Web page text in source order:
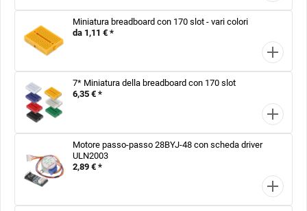
Miniatura breadboard con 170 slot - vari colori
da 1,11 € *
7* Miniatura della breadboard con 170 slot
6,35 € *
Motore passo-passo 28BYJ-48 con scheda driver
ULN2003
2,89 € *